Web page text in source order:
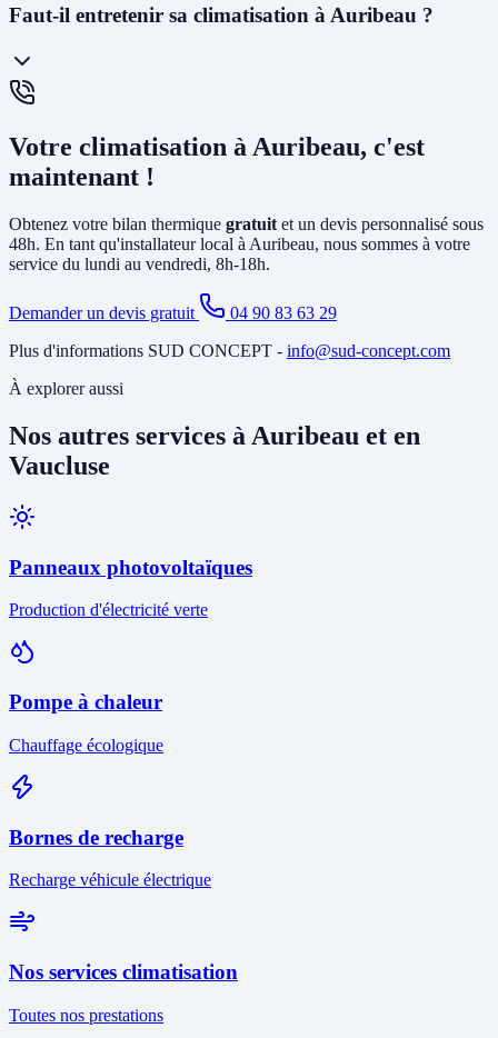
LaPAC air-air(climatisation réversible) souffle directement de l'air
circuit de chauffage (radiateurs ou plancher chauffant) et peut aussi
produire votre eau chaude sanitaire. Elle remplace avantageusement
une chaudière gaz ou fioul et est éligible à MaPrimeRénov'.
Faut-il entretenir sa climatisation à Auribeau ?
Oui, un
proposons descontrats de maintenanceà Auribeau incluant le
nettoyage des filtres, la vérification du circuit frigorifique, le contrôle
des performances et la recharge éventuelle du fluide.
Votre climatisation à Auribeau, c'est
maintenant !
Obtenez votre bilan thermique gratuit et un devis personnalisé sous
48h. En tant qu'installateur local à Auribeau, nous sommes à votre
service du lundi au vendredi, 8h-18h.
Demander un devis gratuit
04 90 83 63 29
Plus d'informations SUD CONCEPT - info@sud-concept.com
À explorer aussi
Nos autres services à Auribeau et en
Vaucluse
Panneaux photovoltaïques
Production d'électricité verte
Pompe à chaleur
Chauffage écologique
Bornes de recharge
Recharge véhicule électrique
Nos services climatisation
Toutes nos prestations